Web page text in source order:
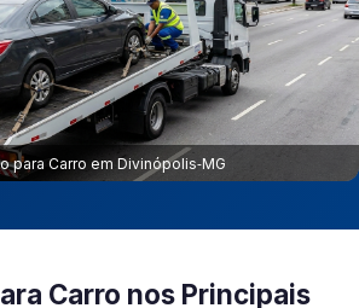
para Carro em Divinópolis‑MG
Carro nos Principais